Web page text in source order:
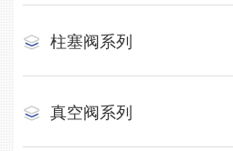
柱塞阀系列
真空阀系列